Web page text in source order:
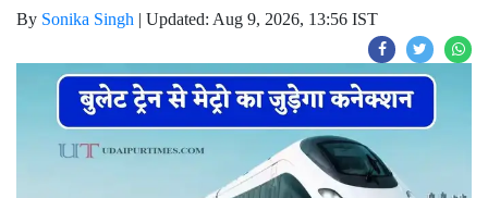
By Sonika Singh | Updated: Aug 9, 2026, 13:56 IST